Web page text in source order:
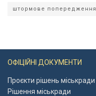
штормове попередження
ОФІЦІЙНІ ДОКУМЕНТИ
Проєкти рішень міськради
Рішення міськради